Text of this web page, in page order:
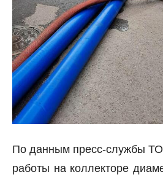
По данным пресс-службы
работы на коллекторе